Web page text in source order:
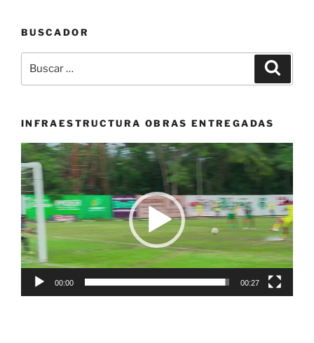
la
Copa
Piedechinche
Open
FAI
2024
El
Cerrito,
Valle
del
Cauca»
BUSCADOR
por:
INFRAESTRUCTURA OBRAS ENTREGADAS
Reproductor
de
vídeo
00:00 00:27